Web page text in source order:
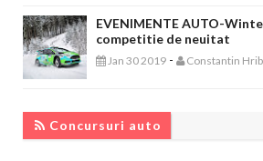
EVENIMENTE AUTO-
competitie de neuitat
Jan 30 2019 - Constantin
Concursuri auto